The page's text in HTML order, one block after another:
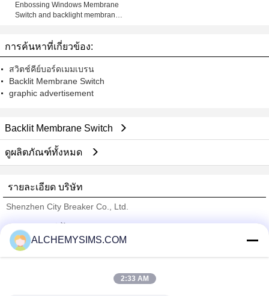
Enbossing Windows Membrane
Switch and backlight membrane
การค้นหาที่เกี่ยวข้อง:
สวิตช์คีย์บอร์ดเมมเบรน
Backlit Membrane Switch
graphic advertisement
Backlit Membrane Switch
ดูผลิตภัณฑ์ทั้งหมด
รายละเอียด บริษัท
Shenzhen City Breaker Co., Ltd.
Trust Seal
Verified Suplier
ALCHEMYSIMS.COM
2:33 AM